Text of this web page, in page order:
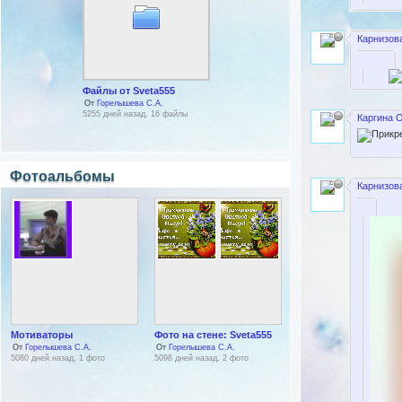
Файлы от Sveta555
От Горелышева С.А.
5255 дней назад, 16 файлы
Фотоальбомы
Мотиваторы
От Горелышева С.А.
5080 дней назад, 1 фото
Фото на стене: Sveta555
От Горелышева С.А.
5098 дней назад, 2 фото
Каргина